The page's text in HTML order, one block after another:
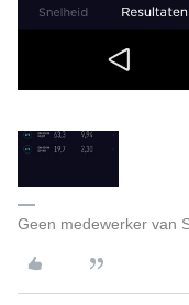
Geen medewerker van